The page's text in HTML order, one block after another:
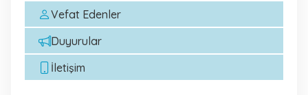
Vefat Edenler
Duyurular
İletişim